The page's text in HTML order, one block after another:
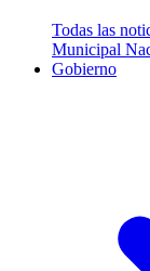
Todas las
Municipal
Gobierno